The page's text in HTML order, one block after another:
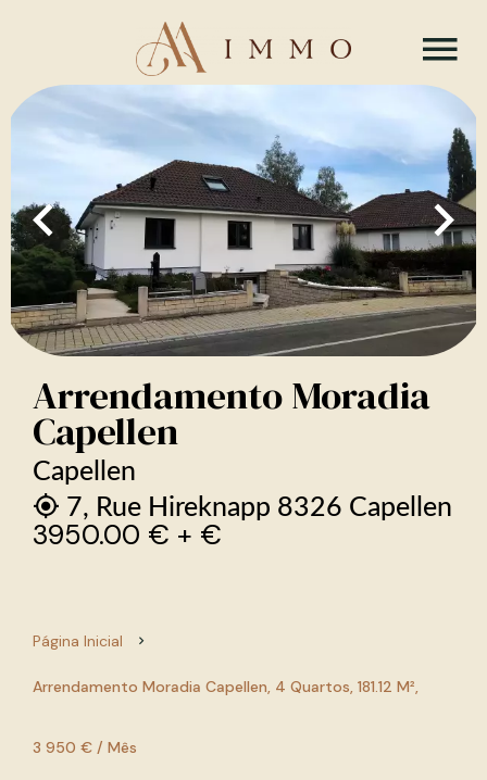
Arrendamento Moradia
Capellen
Capellen
7, Rue Hireknapp 8326 Capellen
3950.00 € + €
Página Inicial
Arrendamento Moradia Capellen, 4 Quartos, 181.12 M²,
3 950 € / Mês